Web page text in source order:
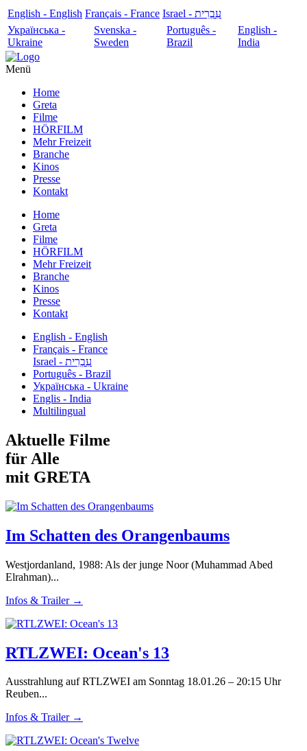
English - English Français - France
עִבְרִית - Israel
Українська -
Ukraine
Svenska -
Sweden
Português -
Brazil
English -
India
Menü
Home
Greta
Filme
HÖRFILM
Mehr Freizeit
Branche
Kinos
Presse
Kontakt
Home
Greta
Filme
HÖRFILM
Mehr Freizeit
Branche
Kinos
Presse
Kontakt
English - English
Français - France
עִבְרִית - Israel
Português - Brazil
Українська - Ukraine
Englis - India
Multilingual
Aktuelle Filme
für Alle
mit GRETA
Im Schatten des Orangenbaums
Westjordanland, 1988: Als der junge Noor (Muhammad Abed
Elrahman)...
Infos & Trailer →
RTLZWEI: Ocean's 13
Ausstrahlung auf RTLZWEI am Sonntag 18.01.26 – 20:15 Uhr
Reuben...
Infos & Trailer →